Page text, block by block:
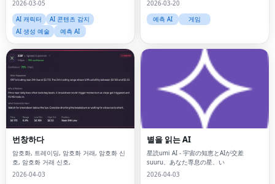
2026-03-05
AI 캐릭터
AI 콘텐츠 감지
AI 생성 예술
예측 AI
2026-03-20
예측 AI
게임
번창하다
암호화, 트레이딩, 암호화 거래, 암호화 신
호, 암호화 거래 신호,
2026-04-03
별을 읽는 AI
星読umi AI - 宇宙の知恵とAIが交差
suuru、あなた専息の星、い
2026-04-03